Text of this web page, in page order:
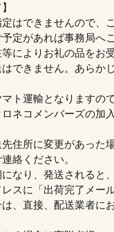
はできませんので、
定があれば事務局へ
によりお礼の品をお
できません。あらか
ト運輸となりますの
ネコメンバーズの加
住所に変更があった
絡ください。
なり、発送されると
スに「出荷完了メー
、直接、配送業者に